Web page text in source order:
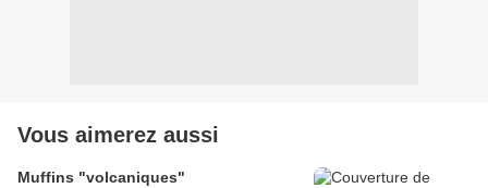
Vous aimerez aussi
Muffins "volcaniques"